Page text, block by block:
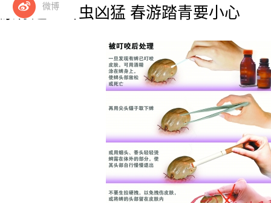
微博
原标题：蜱虫凶猛 春游踏青要小心